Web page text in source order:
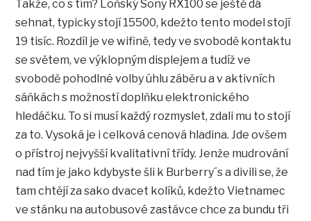
Takže, co s tím? Loňský Sony RX100 se ještě dá
sehnat, typicky stojí 15500, kdežto tento model stojí
19 tisíc. Rozdíl je ve wifině, tedy ve svobodě kontaktu
se světem, ve výklopným displejem a tudíž ve
svobodě pohodlné volby úhlu záběru a v aktivních
sáňkách s možností doplňku elektronického
hledáčku. To si musí každý rozmyslet, zdali mu to stojí
za to. Vysoká je i celková cenová hladina. Jde ovšem
o přístroj nejvyšší kvalitativní třídy. Jenže mudrování
nad tím je jako kdybyste šli k Burberry´s a divili se, že
tam chtějí za sako dvacet kolíků, kdežto Vietnamec
ve stánku na autobusové zastávce chce za bundu tři